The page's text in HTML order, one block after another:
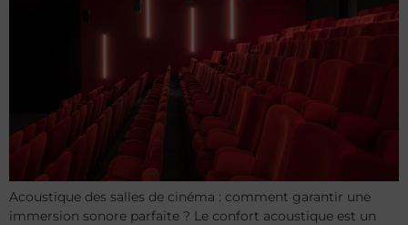
Acoustique des salles de cinéma : comment garantir une
immersion sonore parfaite ? Le confort acoustique est un